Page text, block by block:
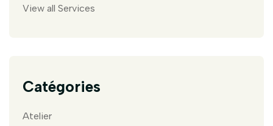
View all Services
Catégories
Atelier